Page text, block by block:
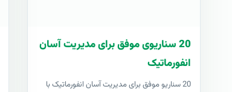
20 سناریوی موفق برای مدیریت آسان
انفورماتیک
20 سناریو موفق برای مدیریت آسان انفورماتیک با